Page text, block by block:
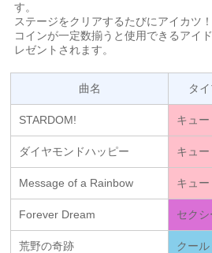
す。
ステージをクリアするたびにアイカツ
コインが一定数揃うと使用できるアイ
レゼントされます。
曲名 タ
STARDOM! キュー
ダイヤモンドハッピー キュー
Message of a Rainbow キュー
Forever Dream セクシ
荒野の奇跡 クール